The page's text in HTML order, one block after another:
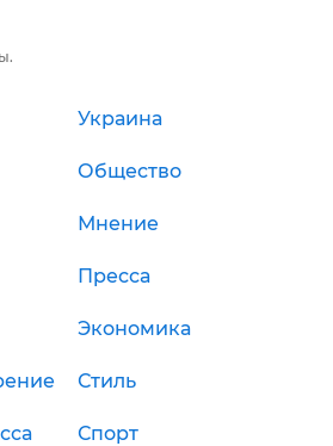
Украина
Общество
Мнение
Пресса
Экономика
Стиль
Спорт